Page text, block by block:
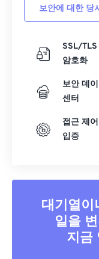
보안에 대한 당
SSL/TLS
암호화
보안 데이
센터
접근 제
입증
대기열이
일을
지금